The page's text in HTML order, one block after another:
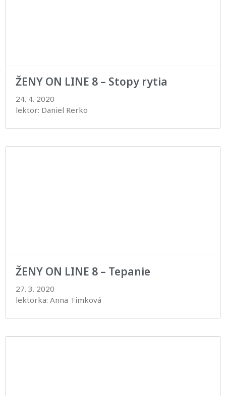
ŽENY ON LINE 8 – Stopy rytia
24. 4. 2020
lektor: Daniel Rerko
ŽENY ON LINE 8 – Tepanie
27. 3. 2020
lektorka: Anna Timková